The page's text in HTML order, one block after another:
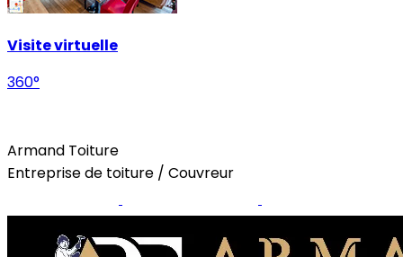
Visite virtuelle
360°
Armand Toiture
Entreprise de toiture / Couvreur